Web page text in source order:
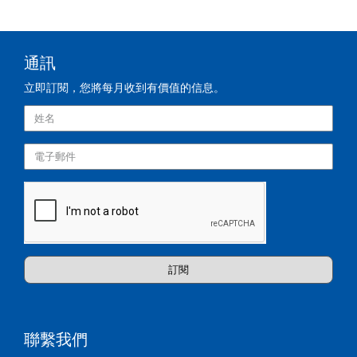
通訊
立即訂閱，您將每月收到有價值的信息。
訂閱
聯繫我們